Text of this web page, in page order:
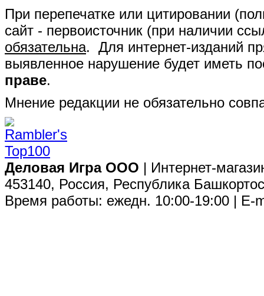
При перепечатке или цитировании
сайт - первоисточник (при наличии
обязательна. Для интернет-изданий
выявленное нарушение будет иметь
праве.
Мнение редакции не обязательно
Деловая Игра ООО | Интернет-
453140, Россия, Республика
Время работы: ежедн. 10:00-19:00 | E-